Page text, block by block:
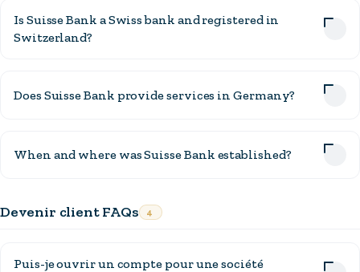
Is Suisse Bank a Swiss bank and registered in
Switzerland?
Does Suisse Bank provide services in Germany?
When and where was Suisse Bank established?
Devenir client FAQs 4
Puis-je ouvrir un compte pour une société